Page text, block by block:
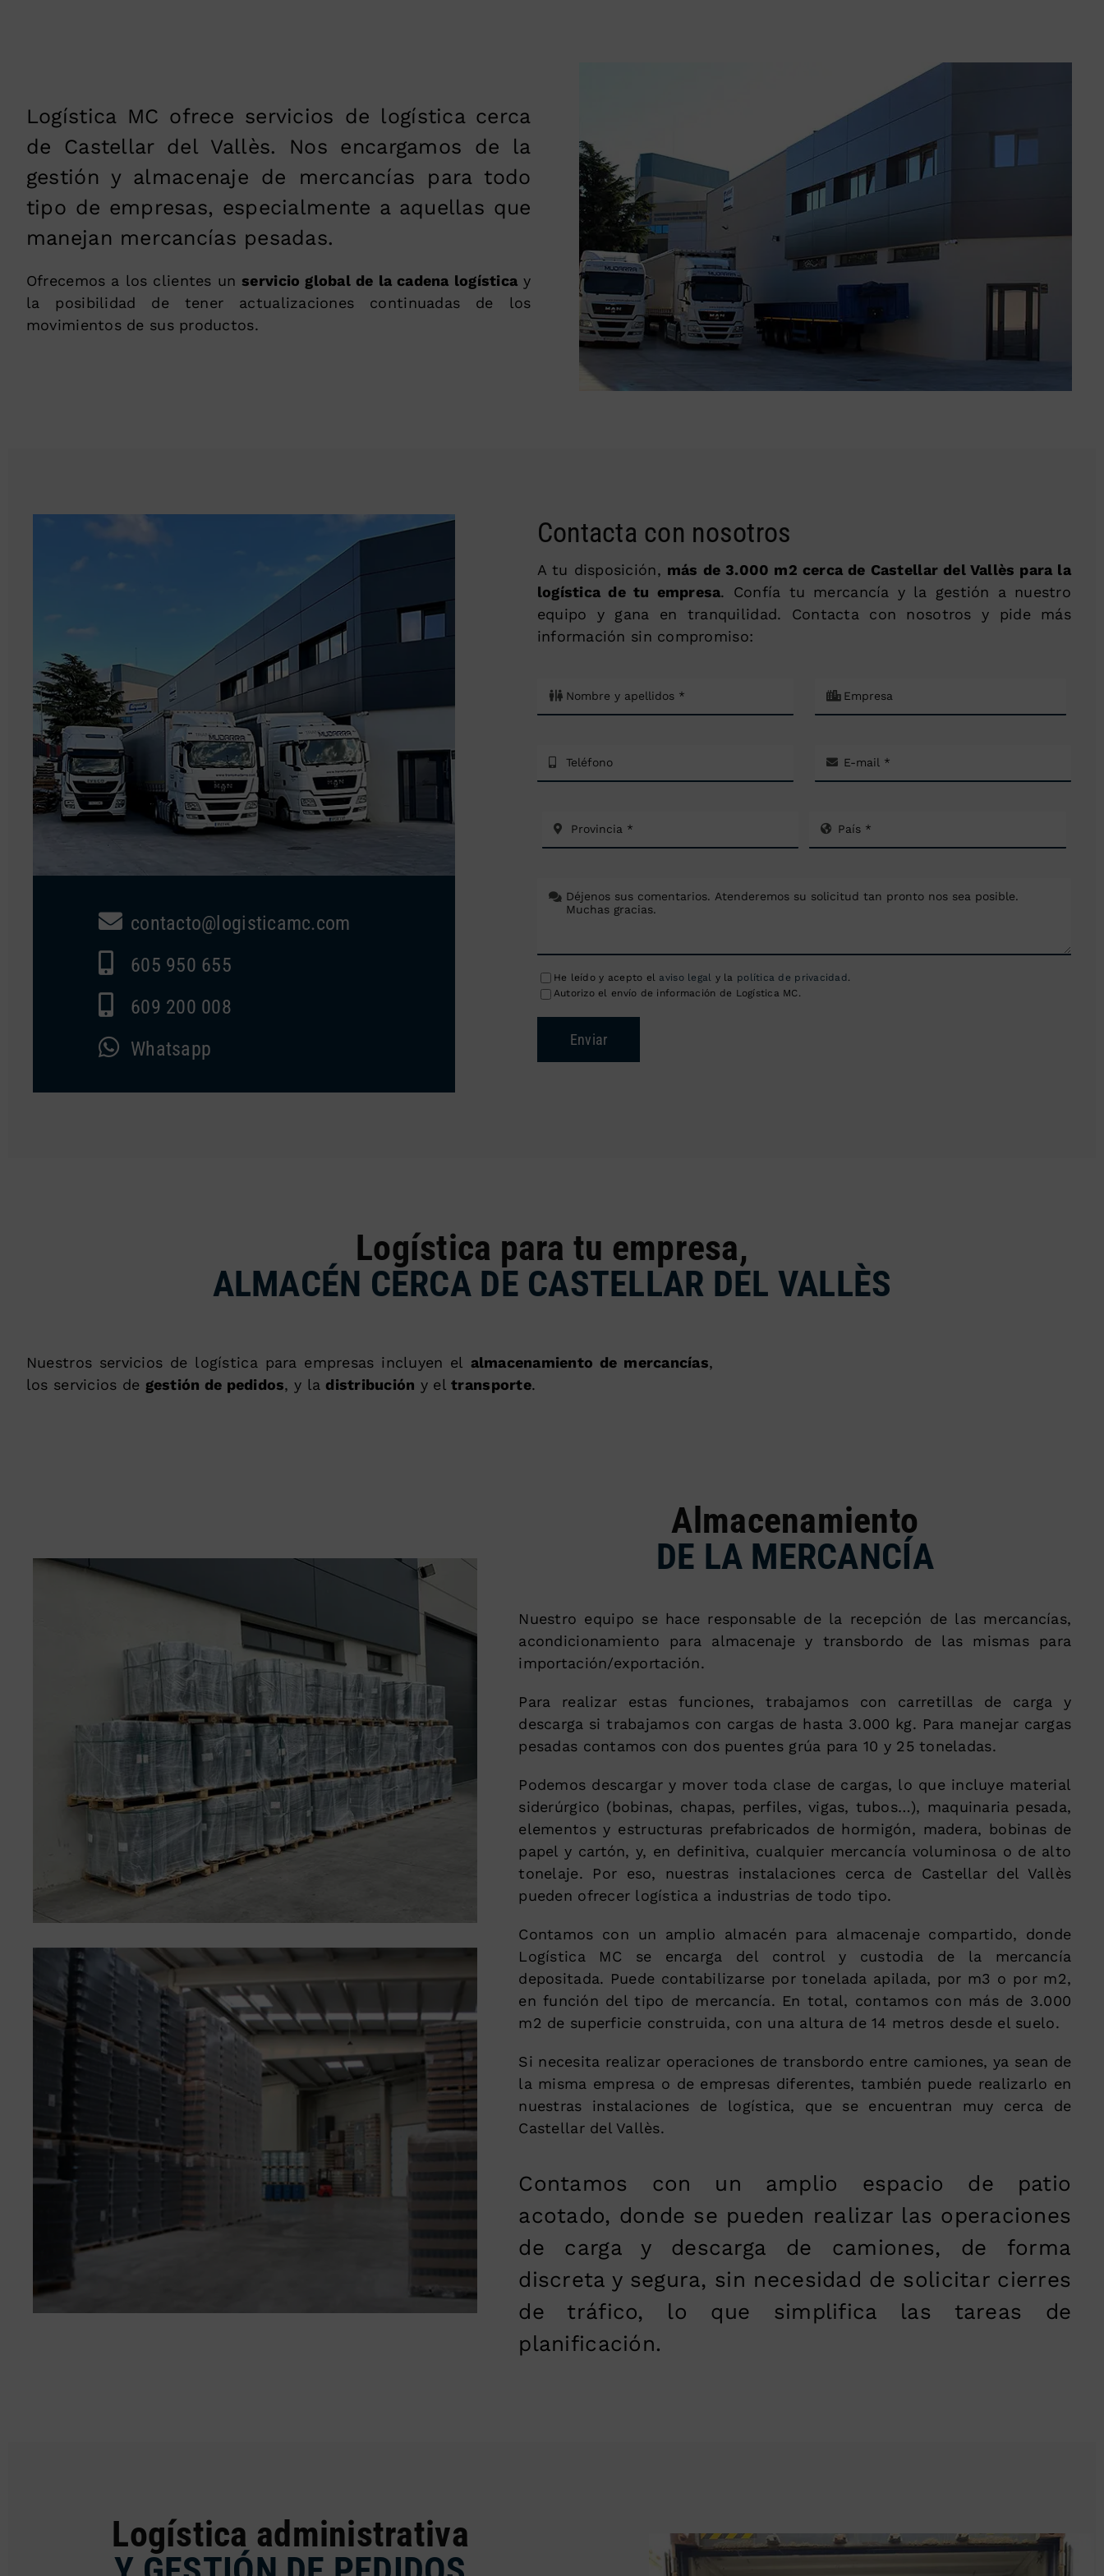
Logística MC ofrece servicios de logística cerca
de Castellar del Vallès. Nos encargamos de la
gestión y almacenaje de mercancías para todo
tipo de empresas, especialmente a aquellas que
manejan mercancías pesadas.
Ofrecemos a los clientes un servicio global de la cadena logística y
la posibilidad de tener actualizaciones continuadas de los
movimientos de sus productos.
contacto@logisticamc.com
605 950 655
609 200 008
Whatsapp
Contacta con nosotros
A tu disposición, más de 3.000 m2 cerca de Castellar del Vallès para la
logística de tu empresa. Confía tu mercancía y la gestión a nuestro
equipo y gana en tranquilidad. Contacta con nosotros y pide más
información sin compromiso:
He leído y acepto el aviso legal y la política de privacidad .
Autorizo el envío de información de Logística MC.
Enviar
Logística para tu empresa,
ALMACÉN CERCA DE CASTELLAR DEL VALLÈS
Nuestros servicios de logística para empresas incluyen el almacenamiento de mercancías,
los servicios de gestión de pedidos, y la distribución y eltransporte.
Almacenamiento
DE LA MERCANCÍA
Nuestro equipo se hace responsable de la recepción de las mercancías,
acondicionamiento para almacenaje y transbordo de las mismas para
importación/exportación.
Para realizar estas funciones, trabajamos con carretillas de carga y
descarga si trabajamos con cargas de hasta 3.000 kg. Para manejar cargas
pesadas contamos con dos puentes grúa para 10 y 25 toneladas.
Podemos descargar y mover toda clase de cargas, lo que incluye material
siderúrgico (bobinas, chapas, perfiles, vigas, tubos…), maquinaria pesada,
elementos y estructuras prefabricados de hormigón, madera, bobinas de
papel y cartón, y, en definitiva, cualquier mercancía voluminosa o de alto
tonelaje. Por eso, nuestras instalaciones cerca de Castellar del Vallès
pueden ofrecer logística a industrias de todo tipo.
Contamos con un amplio almacén para almacenaje compartido, donde
Logística MC se encarga del control y custodia de la mercancía
depositada. Puede contabilizarse por tonelada apilada, por m3 o por m2,
en función del tipo de mercancía. En total, contamos con más de 3.000
m2 de superficie construida, con una altura de 14 metros desde el suelo.
Si necesita realizar operaciones de transbordo entre camiones, ya sean de
la misma empresa o de empresas diferentes, también puede realizarlo en
nuestras instalaciones de logística, que se encuentran muy cerca de
Castellar del Vallès.
Contamos con un amplio espacio de patio
acotado, donde se pueden realizar las operaciones
de carga y descarga de camiones, de forma
discreta y segura, sin necesidad de solicitar cierres
de tráfico, lo que simplifica las tareas de
planificación.
Logística administrativa